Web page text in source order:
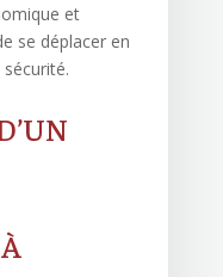
et
se déplacer en